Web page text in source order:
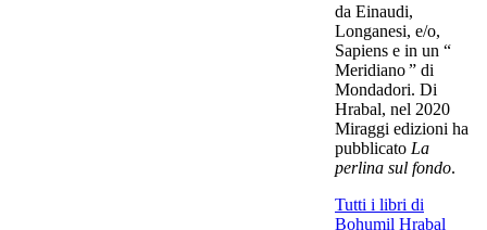
da Einaudi,
Longanesi, e/o,
Sapiens e in un “
Meridiano ” di
Mondadori. Di
Hrabal, nel 2020
Miraggi edizioni ha
pubblicato La
perlina sul fondo.
Tutti i libri di
Bohumil Hrabal